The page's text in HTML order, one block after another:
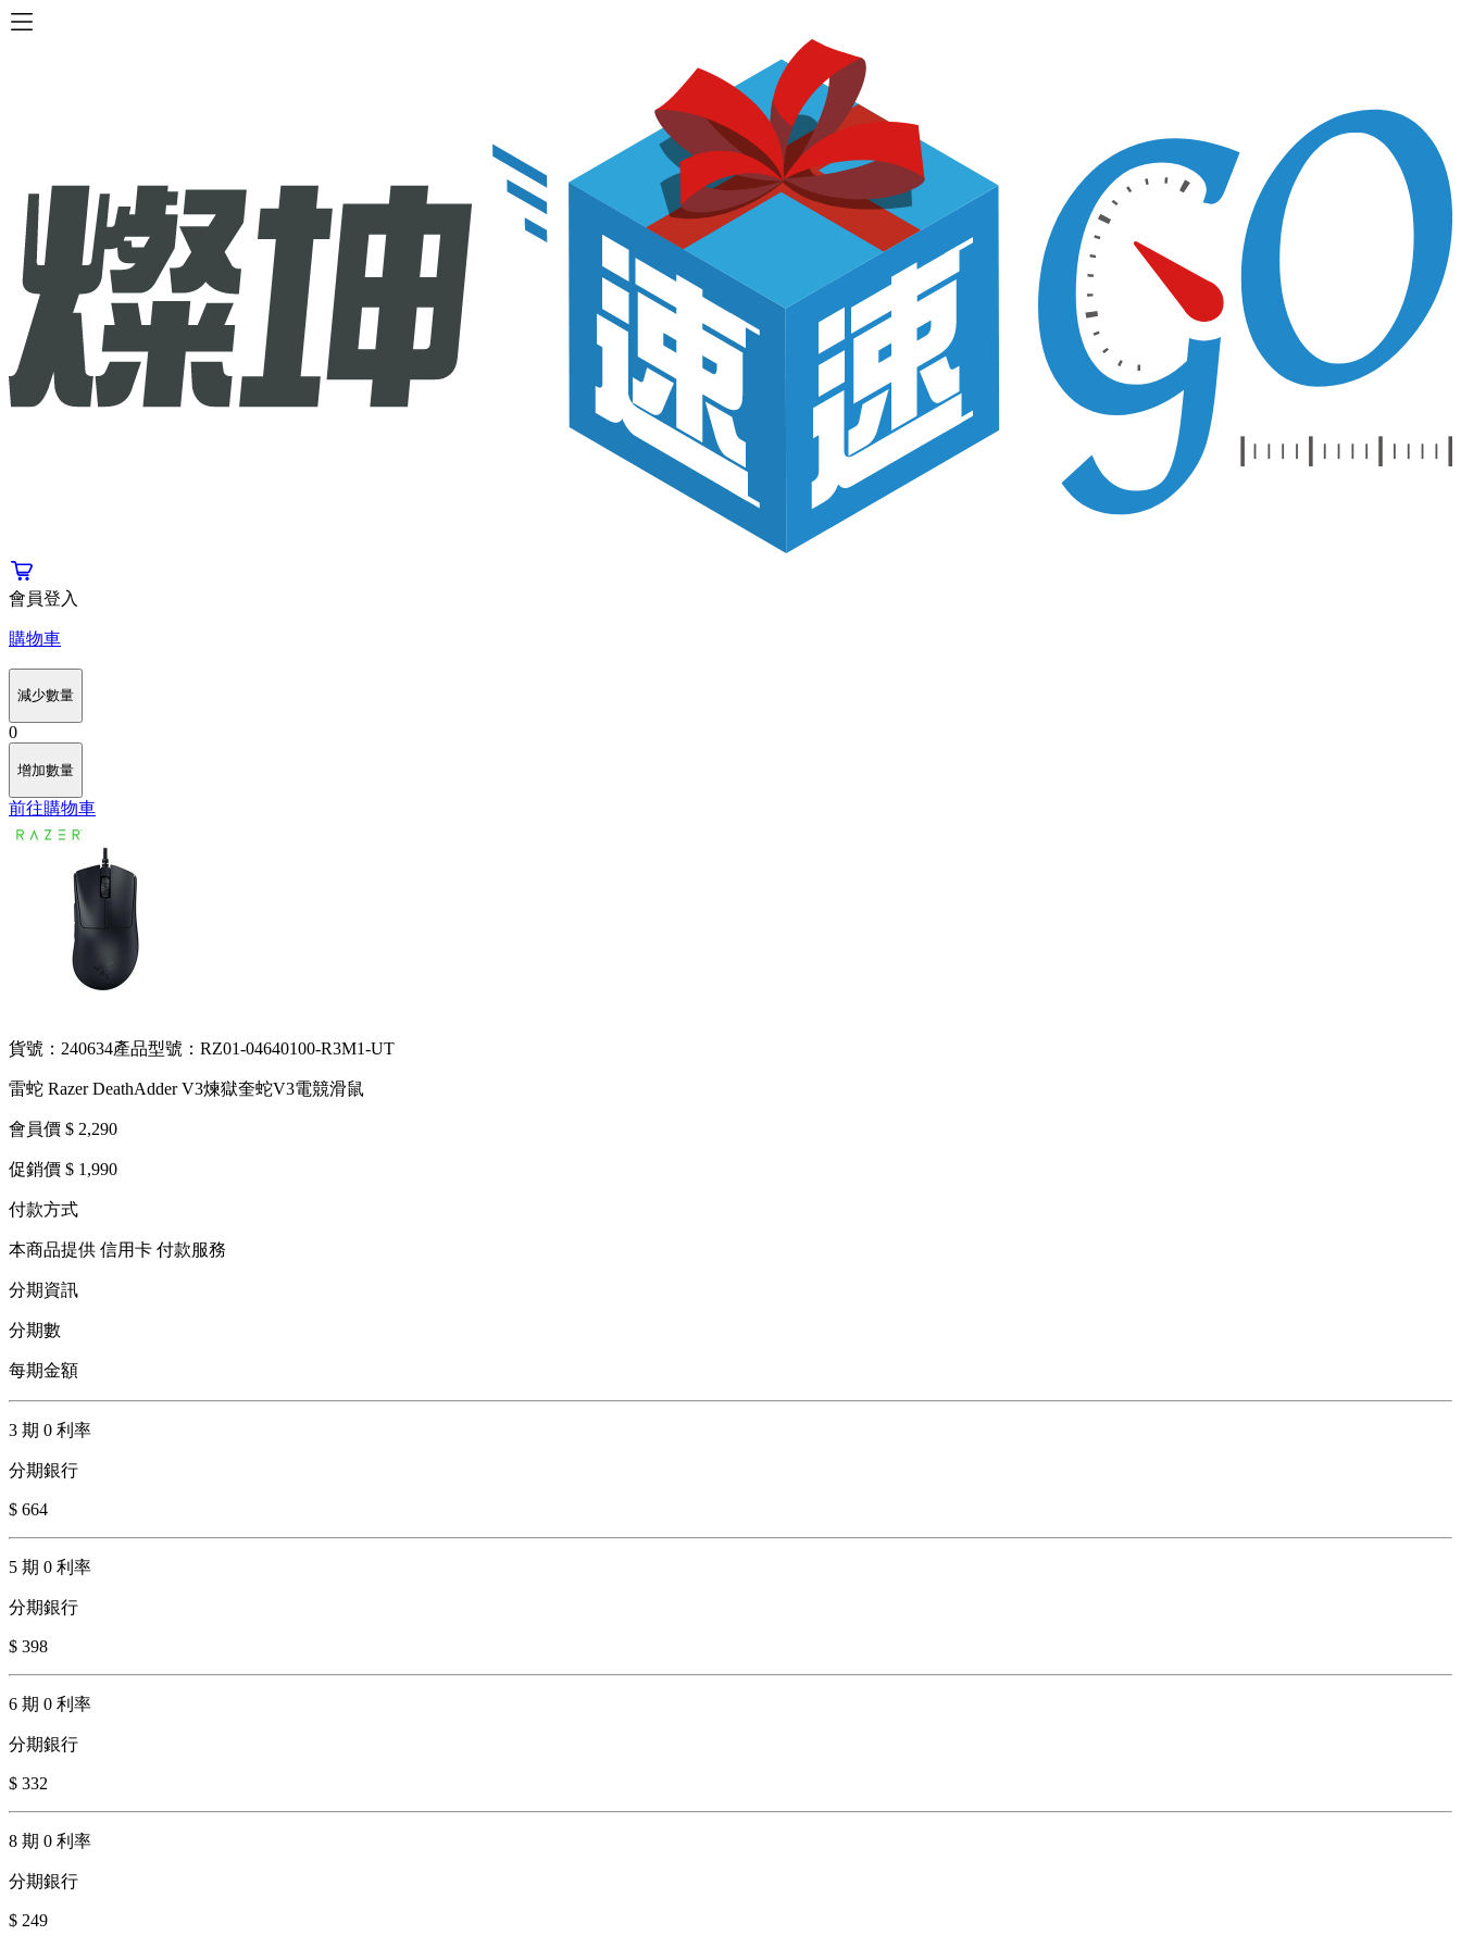
會員登入
購物車
減少數量
0
增加數量
前往購物車
貨號：240634產品型號：RZ01-04640100-R3M1-UT
雷蛇 Razer DeathAdder V3煉獄奎蛇V3電競滑鼠
會員價 $ 2,290
促銷價 $ 1,990
付款方式
本商品提供 信用卡 付款服務
分期資訊
分期數
每期金額
3 期 0 利率
分期銀行
$ 664
5 期 0 利率
分期銀行
$ 398
6 期 0 利率
分期銀行
$ 332
8 期 0 利率
分期銀行
$ 249